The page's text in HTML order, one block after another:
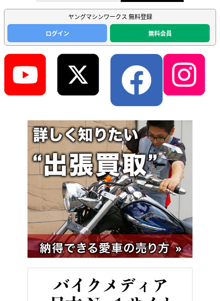
ヤングマシンワークス 無料登録
ログイン
無料会員